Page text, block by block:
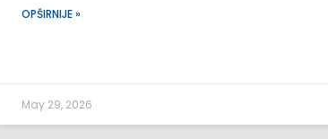
OPŠIRNIJE »
May 29, 2026